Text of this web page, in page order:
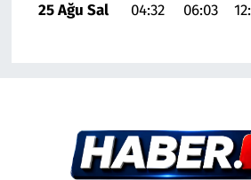
25 Ağu Sal
04:32 06:03